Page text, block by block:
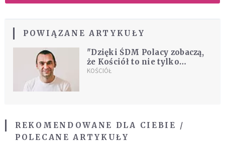
POWIĄZANE ARTYKUŁY
"Dzięki ŚDM Polacy zobaczą,
że Kościół to nie tylko
zakazy"
KOŚCIÓŁ
REKOMENDOWANE DLA CIEBIE /
POLECANE ARTYKUŁY